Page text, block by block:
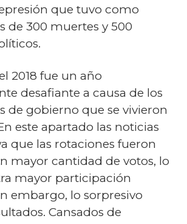
que tuvo como
de 300 muertes y 500
2018 fue un año
desafiante a causa de los
de gobierno que se vivieron
este apartado las noticias
que las rotaciones fueron
mayor cantidad de votos, lo
mayor participación
embargo, lo sorpresivo
Cansados de